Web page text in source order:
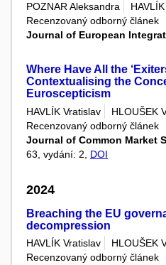
POZNAR Aleksandra
Recenzovaný odborný článek
Journal of European
Where Have All the
Contextualising the
Euroscepticism
HAVLÍK Vratislav
HLOUŠEK
Recenzovaný odborný článek
Journal of Common Market
63, vydání: 2, DOI
2024
Breaching the EU
decompression
HAVLÍK Vratislav
HLOUŠEK
Recenzovaný odborný článek